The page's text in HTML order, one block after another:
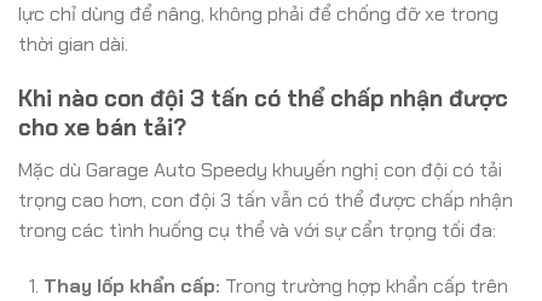
lực chỉ dùng để nâng, không phải để chống đỡ xe trong
thời gian dài.
Khi nào con đội 3 tấn có thể chấp nhận được
cho xe bán tải?
Mặc dù Garage Auto Speedy khuyến nghị con đội có tải
trọng cao hơn, con đội 3 tấn vẫn có thể được chấp nhận
trong các tình huống cụ thể và với sự cẩn trọng tối đa:
Thay lốp khẩn cấp: Trong trường hợp khẩn cấp trên